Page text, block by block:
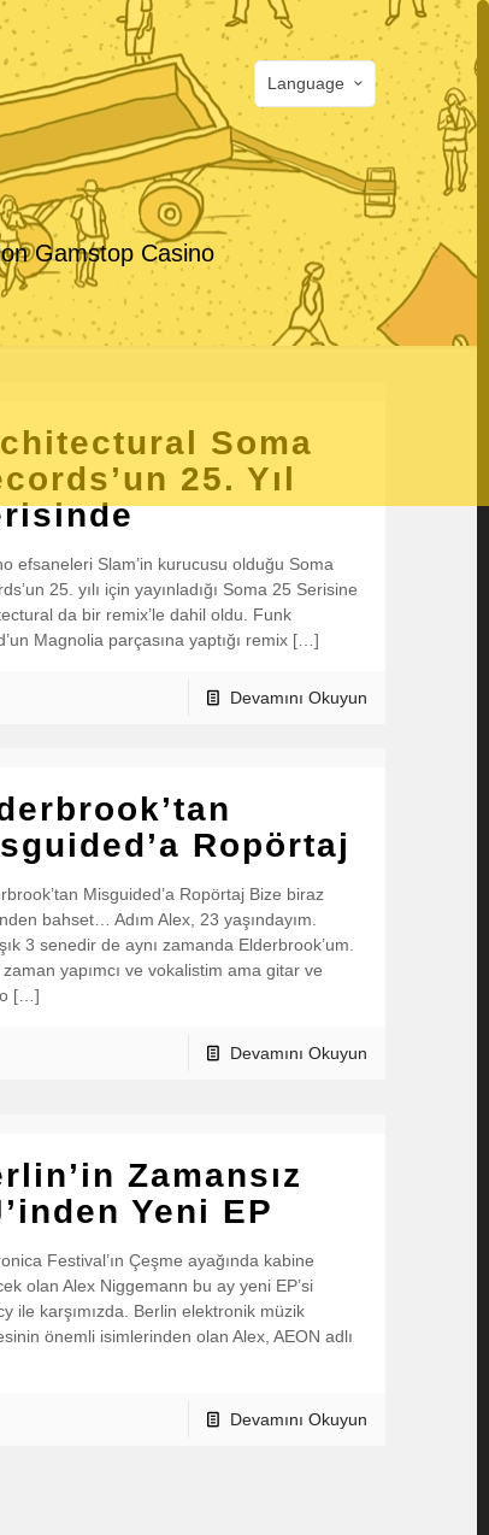
Gamstop Casino
Language
Soma
25. Yıl
efsaneleri Slam’in kurucusu olduğu Soma
25. yılı için yayınladığı Soma 25 Serisine
da bir remix’le dahil oldu. Funk
Magnolia parçasına yaptığı remix […]
Devamını Okuyun
Ropörtaj
Misguided’a Ropörtaj Bize biraz
bahset… Adım Alex, 23 yaşındayım.
3 senedir de aynı zamanda Elderbrook’um.
yapımcı ve vokalistim ama gitar ve
[…]
Devamını Okuyun
Zamansız
Yeni EP
Festival’ın Çeşme ayağında kabine
olan Alex Niggemann bu ay yeni EP’si
ile karşımızda. Berlin elektronik müzik
önemli isimlerinden olan Alex, AEON adlı
Devamını Okuyun